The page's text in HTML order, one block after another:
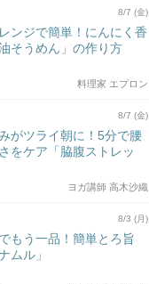
8/7 (金)
ンジで簡単！にんにく香
そうめん」の作り方
料理家 エプロン
8/7 (金)
がツライ朝に！5分で腰
をケア「脇腹ストレッ
ヨガ講師 高木沙織
8/3 (月)
もう一品！簡単とろ旨
ムル」